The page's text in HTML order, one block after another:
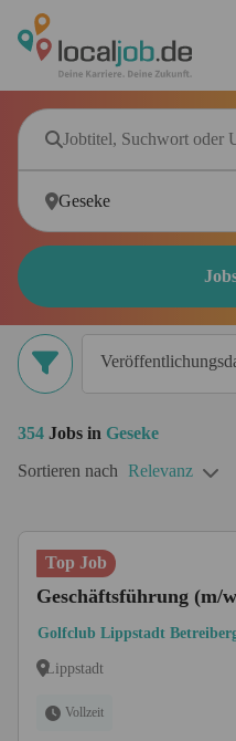
354 Jobs in Geseke
Sortieren nach Relevanz
Top Job
Geschäftsführung (m/
Golfclub Lippstadt
Lippstadt
Vollzeit